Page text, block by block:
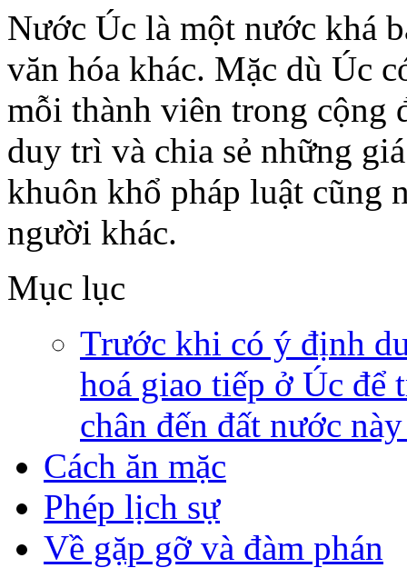
Nước Úc là một nước khá
văn hóa khác. Mặc dù Úc
mỗi thành viên trong cộng
duy trì và chia sẻ những
khuôn khổ pháp luật cũng
người khác.
Mục lục
Trước khi có ý định
hoá giao tiếp ở Úc để
chân đến đất nước
Cách ăn mặc
Phép lịch sự
Về gặp gỡ và đàm phán